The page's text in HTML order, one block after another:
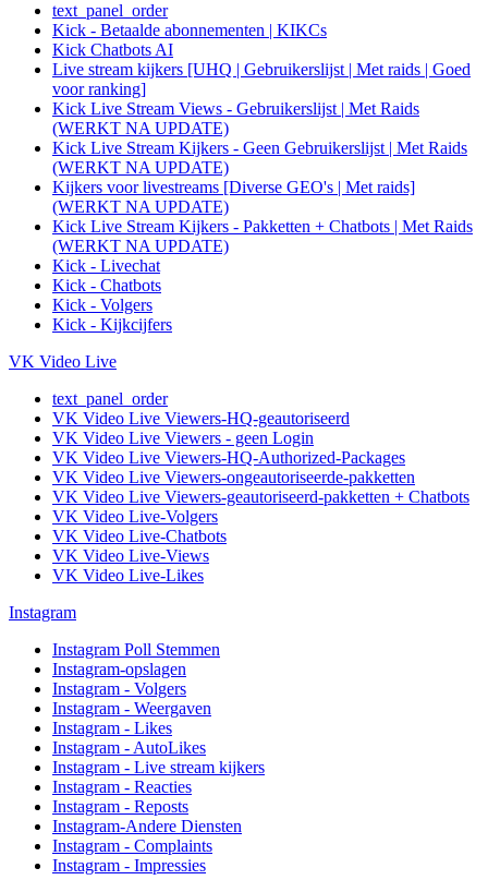
text_panel_order
Kick - Betaalde abonnementen | KIKCs
Kick Chatbots AI
Live stream kijkers [UHQ | Gebruikerslijst | Met raids | Goed
voor ranking]
Kick Live Stream Views - Gebruikerslijst | Met Raids
(WERKT NA UPDATE)
Kick Live Stream Kijkers - Geen Gebruikerslijst | Met Raids
(WERKT NA UPDATE)
Kijkers voor livestreams [Diverse GEO's | Met raids]
(WERKT NA UPDATE)
Kick Live Stream Kijkers - Pakketten + Chatbots | Met Raids
(WERKT NA UPDATE)
Kick - Livechat
Kick - Chatbots
Kick - Volgers
Kick - Kijkcijfers
VK Video Live
text_panel_order
VK Video Live Viewers-HQ-geautoriseerd
VK Video Live Viewers - geen Login
VK Video Live Viewers-HQ-Authorized-Packages
VK Video Live Viewers-ongeautoriseerde-pakketten
VK Video Live Viewers-geautoriseerd-pakketten + Chatbots
VK Video Live-Volgers
VK Video Live-Chatbots
VK Video Live-Views
VK Video Live-Likes
Instagram
Instagram Poll Stemmen
Instagram-opslagen
Instagram - Volgers
Instagram - Weergaven
Instagram - Likes
Instagram - AutoLikes
Instagram - Live stream kijkers
Instagram - Reacties
Instagram - Reposts
Instagram-Andere Diensten
Instagram - Complaints
Instagram - Impressies